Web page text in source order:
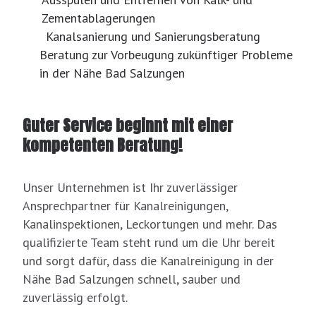
Zementablagerungen
Kanalsanierung und Sanierungsberatung
Beratung zur Vorbeugung zukünftiger Probleme
in der Nähe Bad Salzungen
Guter Service beginnt mit einer
kompetenten Beratung!
Unser Unternehmen ist Ihr zuverlässiger
Ansprechpartner für Kanalreinigungen,
Kanalinspektionen, Leckortungen und mehr. Das
qualifizierte Team steht rund um die Uhr bereit
und sorgt dafür, dass die Kanalreinigung in der
Nähe Bad Salzungen schnell, sauber und
zuverlässig erfolgt.